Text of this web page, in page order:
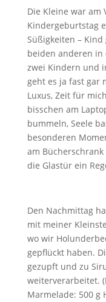
Die Kleine war am
Kindergeburtstag
Süßigkeiten –
beiden anderen
zwei Kindern und
geht es ja fast gar
Luxus, Zeit für
bisschen am
bummeln, Seele
besonderen
am
die Glastür ein
Den Nachmittag
mit meiner
wo wir
gepflückt haben.
gezupft und zu
weiterverarbeitet.
Marmelade: 500 g